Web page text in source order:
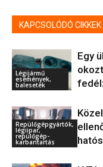
KAPCSOLÓDÓ CIKKEK
Légijármű
események,
balesetek
Egy
Repülőgépgyártók,
légiipar,
repülőgép-
karbantartás